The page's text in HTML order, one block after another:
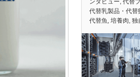
代替乳製品・代替
代替魚 培養肉 独